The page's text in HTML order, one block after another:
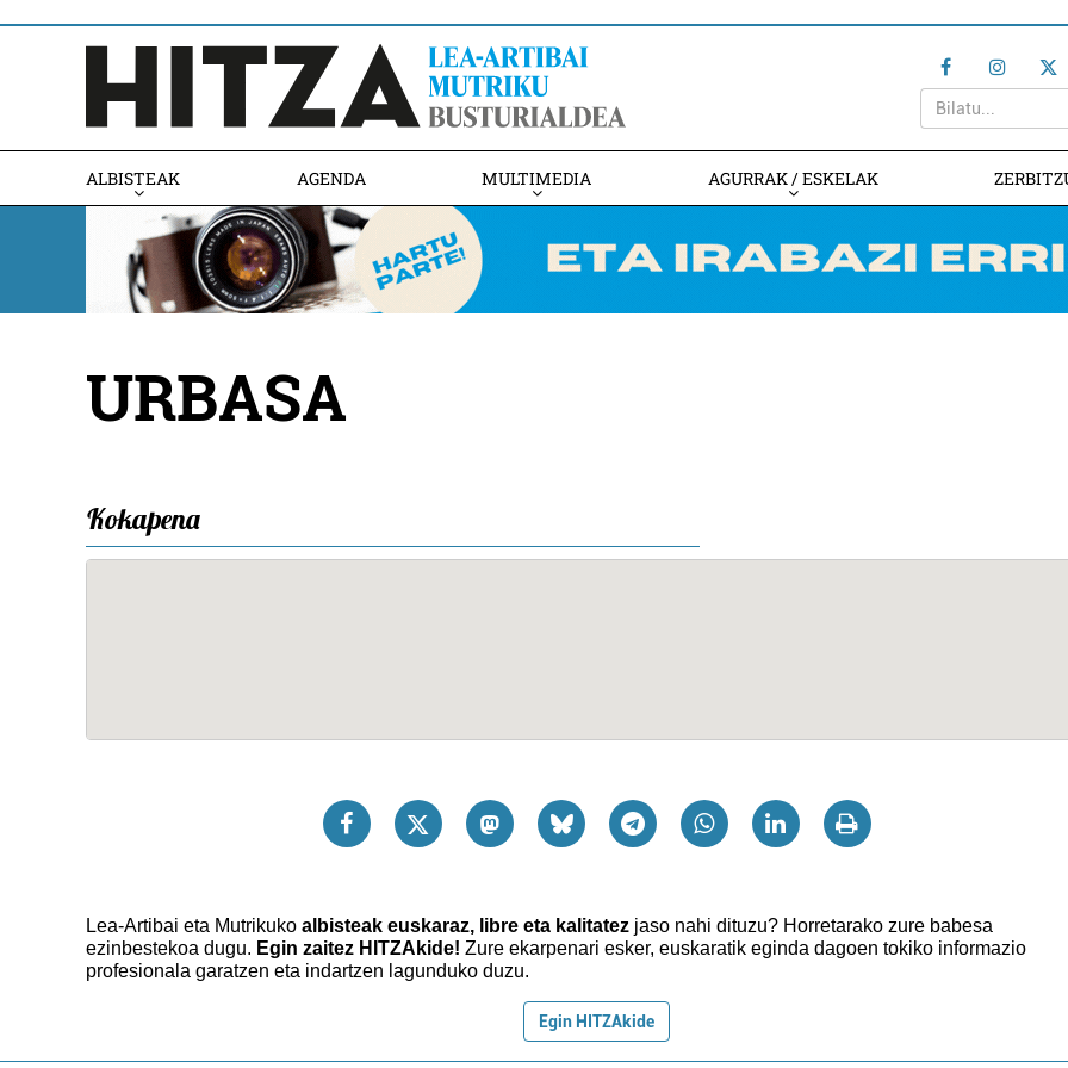
ALBISTEAK AGENDA MULTIMEDIA AGURRAK / ESKELAK
URBASA
Kokapena
Lea-Artibai eta Mutrikuko albisteak euskaraz, libre eta kalitatez jaso nahi dituzu? Horretarako zure babesa
ezinbestekoa dugu. Egin zaitez HITZAkide! Zure ekarpenari esker, euskaratik eginda dagoen tokiko informazio
profesionala garatzen eta indartzen lagunduko duzu.
Egin HITZAkide